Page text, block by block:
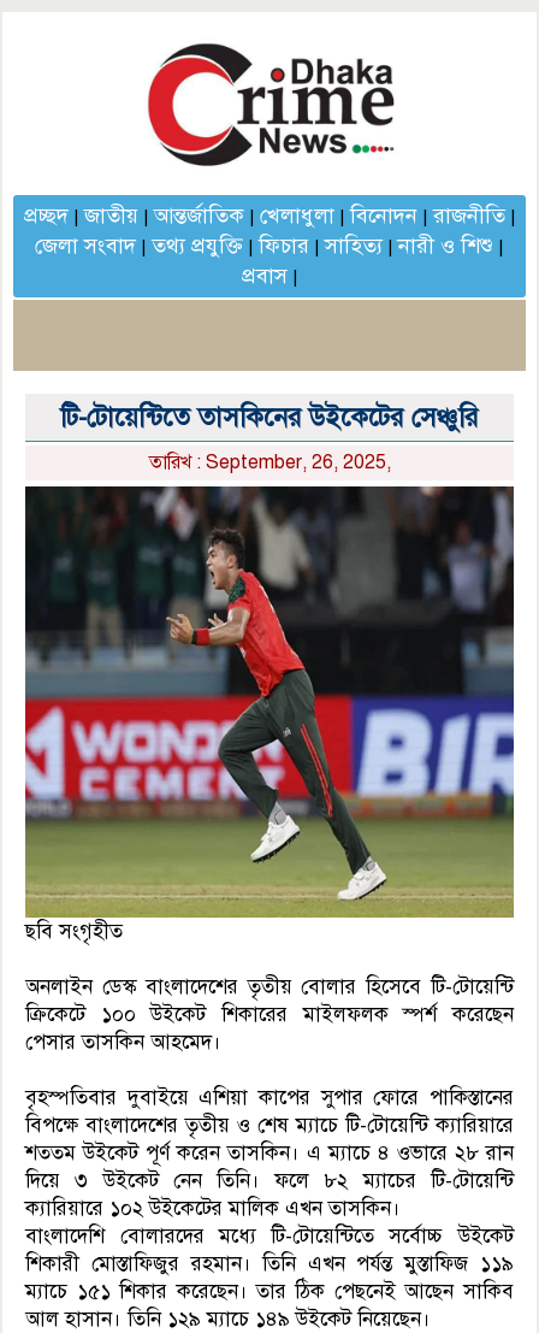
প্রচ্ছদ|জাতীয়|আন্তর্জাতিক| খেলাধুলা|বিনোদন|রাজনীতি|
জেলা সংবাদ|তথ্য প্রযুক্তি |ফিচার |সাহিত্য|নারী ও শিশু |
প্রবাস|
টি-টোয়েন্টিতে তাসকিনের উইকেটের সেঞ্চুরি
তারিখ : September, 26, 2025,
ছবি সংগৃহীত
অনলাইন ডেস্কবাংলাদেশের তৃতীয় বোলার হিসেবে টি-টোয়েন্টি
ক্রিকেটে ১০০ উইকেট শিকারের মাইলফলক স্পর্শ করেছেন
পেসার তাসকিন আহমেদ।
বৃহস্পতিবার দুবাইয়ে এশিয়া কাপের সুপার ফোরে পাকিস্তানের
বিপক্ষে বাংলাদেশের তৃতীয় ও শেষ ম্যাচে টি-টোয়েন্টি ক্যারিয়ারে
শততম উইকেট পূর্ণ করেন তাসকিন। এ ম্যাচে ৪ ওভারে ২৮ রান
দিয়ে ৩ উইকেট নেন তিনি। ফলে ৮২ ম্যাচের টি-টোয়েন্টি
ক্যারিয়ারে ১০২ উইকেটের মালিক এখন তাসকিন।
বাংলাদেশি বোলারদের মধ্যে টি-টোয়েন্টিতে সর্বোচ্চ উইকেট
শিকারী মোস্তাফিজুর রহমান। তিনি এখন পর্যন্ত মুস্তাফিজ ১১৯
ম্যাচে ১৫১ শিকার করেছেন। তার ঠিক পেছনেই আছেন সাকিব
আল হাসান। তিনি ১২৯ ম্যাচে ১৪৯ উইকেট নিয়েছেন।